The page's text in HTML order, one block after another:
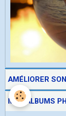
AMÉLIORER
MES ALBUMS